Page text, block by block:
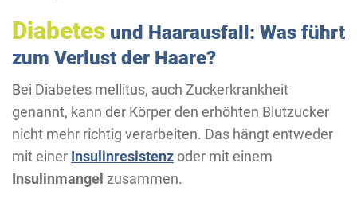
Diabetes und Haarausfall: Was führt
zum Verlust der Haare?
Bei Diabetes mellitus, auch Zuckerkrankheit
genannt, kann der Körper den erhöhten Blutzucker
nicht mehr richtig verarbeiten. Das hängt entweder
mit einer Insulinresistenzoder mit einem
Insulinmangel zusammen.